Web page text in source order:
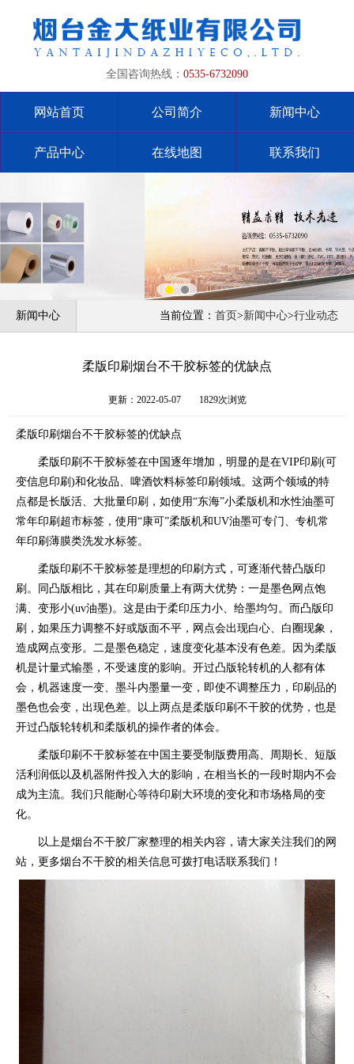
全国咨询热线： 0535-6732090
网站首页 公司简介 新闻中心
产品中心 在线地图 联系我们
新闻中心 当前位置： 首页>新闻中心>行业动态
柔版印刷烟台不干胶标签的优缺点
更新：2022-05-07 1829次浏览
柔版印刷烟台不干胶标签的优缺点
柔版印刷不干胶标签在中国逐年增加，明显的是在VIP印刷(可
变信息印刷)和化妆品、啤酒饮料标签印刷领域。这两个领域的特
点都是长版活、大批量印刷，如使用“东海”小柔版机和水性油墨可
常年印刷超市标签，使用“康可”柔版机和UV油墨可专门、专机常
年印刷薄膜类洗发水标签。
柔版印刷不干胶标签是理想的印刷方式，可逐渐代替凸版印
刷。同凸版相比，其在印刷质量上有两大优势：一是墨色网点饱
满、变形小(uv油墨)。这是由于柔印压力小、给墨均匀。而凸版印
刷，如果压力调整不好或版面不平，网点会出现白心、白圈现象，
造成网点变形。二是墨色稳定，速度变化基本没有色差。因为柔版
机是计量式输墨，不受速度的影响。开过凸版轮转机的人都有体
会，机器速度一变、墨斗内墨量一变，即使不调整压力，印刷品的
墨色也会变，出现色差。以上两点是柔版印刷不干胶的优势，也是
开过凸版轮转机和柔版机的操作者的体会。
柔版印刷不干胶标签在中国主要受制版费用高、周期长、短版
活利润低以及机器附件投入大的影响，在相当长的一段时期内不会
成为主流。我们只能耐心等待印刷大环境的变化和市场格局的变
化。
以上是烟台不干胶厂家整理的相关内容，请大家关注我们的网
站，更多烟台不干胶的相关信息可拨打电话联系我们！